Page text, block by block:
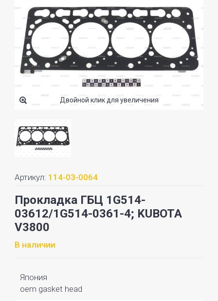
Двойной клик для увеличения
Артикул: 114-03-0064
Прокладка ГБЦ 1G514-
03612/1G514-0361-4; KUBOTA
V3800
В наличии
Япония
oem gasket head